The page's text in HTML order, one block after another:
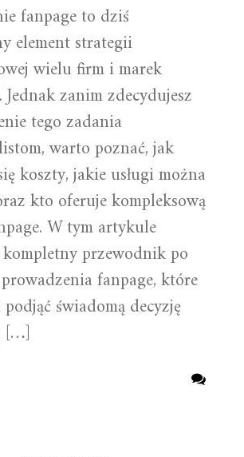
fanpage to dziś
element strategii
wielu firm i marek
zanim zdecydujesz
tego zadania
warto poznać, jak
koszty, jakie usługi można
kto oferuje kompleksową
W tym artykule
przewodnik po
fanpage, które
świadomą decyzję
[…]